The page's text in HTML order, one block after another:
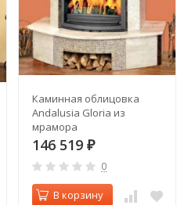
Каминная облицовка
Andalusia Gloria из
мрамора
146 519 ₽
0
В корзину